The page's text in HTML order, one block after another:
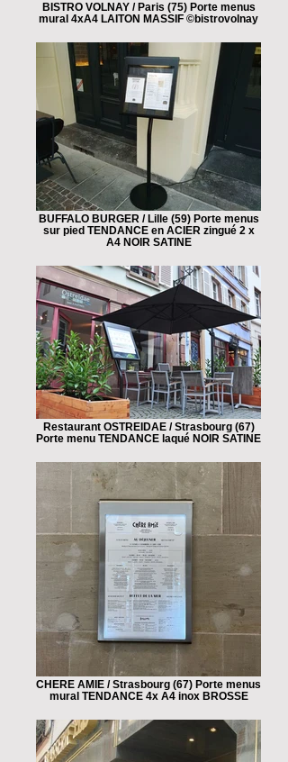
BISTRO VOLNAY / Paris (75) Porte menus
mural 4xA4 LAITON MASSIF ©bistrovolnay
BUFFALO BURGER / Lille (59) Porte menus
sur pied TENDANCE en ACIER zingué 2 x
A4 NOIR SATINE
Restaurant OSTREIDAE / Strasbourg (67)
Porte menu TENDANCE laqué NOIR SATINE
CHERE AMIE / Strasbourg (67) Porte menus
mural TENDANCE 4x A4 inox BROSSE